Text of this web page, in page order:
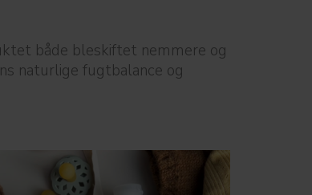
både bleskiftet nemmere og
naturlige fugtbalance og